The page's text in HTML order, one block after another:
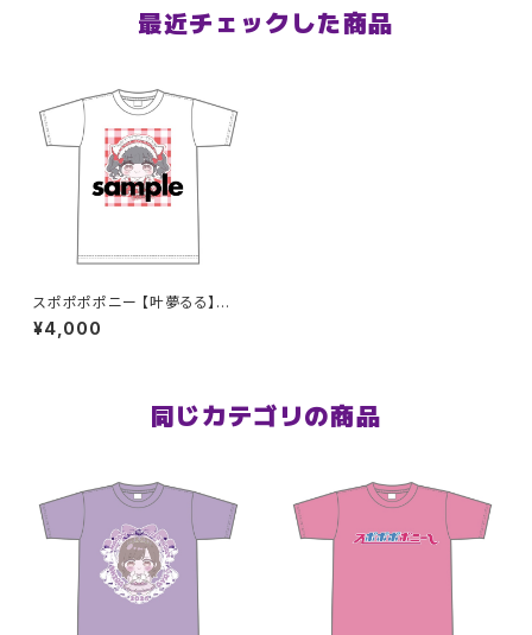
最近チェックした商品
スポポポポニー 【叶夢るる】生
誕祭Tシャツ S〜XLサイズ
¥4,000
同じカテゴリの商品